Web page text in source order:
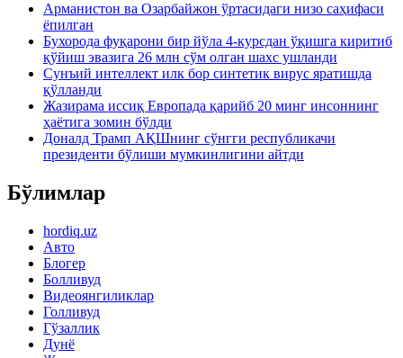
Арманистон ва Озарбайжон ўртасидаги низо саҳифаси
ёпилган
Бухорода фуқарони бир йўла 4-курсдан ўқишга киритиб
қўйиш эвазига 26 млн сўм олган шахс ушланди
Сунъий интеллект илк бор синтетик вирус яратишда
қўлланди
Жазирама иссиқ Европада қарийб 20 минг инсоннинг
ҳаётига зомин бўлди
Доналд Трамп АҚШнинг сўнгги республикачи
президенти бўлиши мумкинлигини айтди
Бўлимлар
hordiq.uz
Авто
Блогер
Болливуд
Видеоянгиликлар
Голливуд
Гўзаллик
Дунё